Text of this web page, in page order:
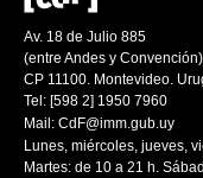
Av. 18 de Julio 885
(entre Andes y Convención)
CP 11100. Montevideo.
Tel: [598 2] 1950 7960
Mail: CdF@imm.gub.uy
Lunes, miércoles, jueves,
Martes: de 10 a 21 h.